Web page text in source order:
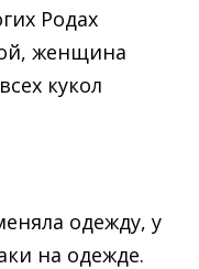
Родах
женщина
кукол
одежду, у
на одежде.